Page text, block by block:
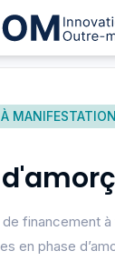
financement
en phase